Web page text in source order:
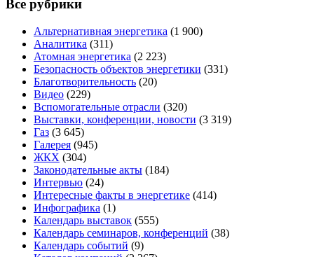
Все рубрики
Альтернативная энергетика (1 900)
Аналитика (311)
Атомная энергетика (2 223)
Безопасность объектов энергетики (331)
Благотворительность (20)
Видео (229)
Вспомогательные отрасли (320)
Выставки, конференции, новости (3 319)
Газ (3 645)
Галерея (945)
ЖКХ (304)
Законодательные акты (184)
Интервью (24)
Интересные факты в энергетике (414)
Инфографика (1)
Календарь выставок (555)
Календарь семинаров, конференций (38)
Календарь событий (9)